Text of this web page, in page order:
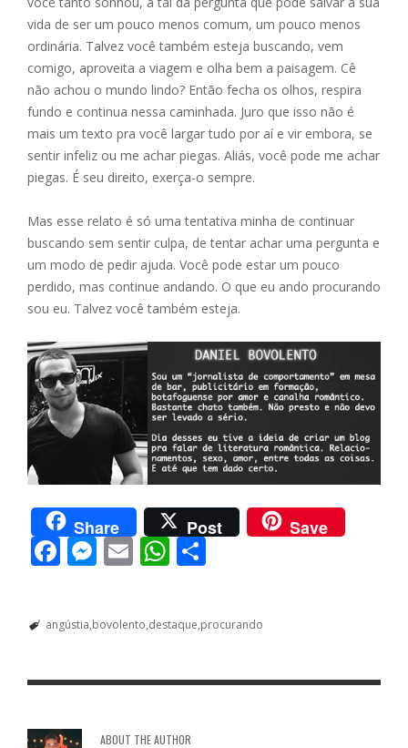
vida de ser um pouco menos comum, um pouco menos
ordinária. Talvez você também esteja buscando, vem
comigo, aproveita a viagem e olha bem a paisagem. Cê
não achou o mundo lindo? Então fecha os olhos, respira
fundo e continua nessa caminhada. Juro que isso não é
mais um texto pra você largar tudo por aí e vir embora, se
sentir infeliz ou me achar piegas. Aliás, você pode me achar
piegas. É seu direito, exerça-o sempre.
Mas esse relato é só uma tentativa minha de continuar
buscando sem sentir culpa, de tentar achar uma pergunta e
um modo de pedir ajuda. Você pode estar um pouco
perdido, mas continue andando. O que eu ando procurando
sou eu. Talvez você também esteja.
Share Post Save
F
e
b
o
k
M
ss
e
g
er
E
ai
l
W
s
p
p
e
angústia bovolento destaque procurando
ABOUT THE AUTHOR